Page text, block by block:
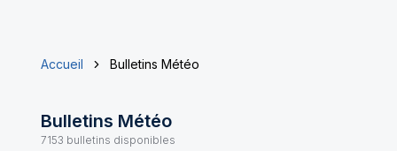
Accueil Bulletins Météo
Bulletins Météo
7153 bulletins disponibles